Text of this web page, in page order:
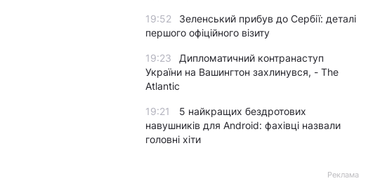
19:52
Зеленський прибув до Сербії: деталі
першого офіційного візиту
19:23
Дипломатичний контранаступ
України на Вашингтон захлинувся, - The
Atlantic
19:21
5 найкращих бездротових
навушників для Android: фахівці назвали
головні хіти
Реклама